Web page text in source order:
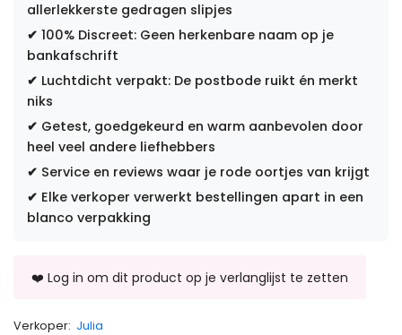
allerlekkerste gedragen slipjes
✔ 100% Discreet: Geen herkenbare naam op je
bankafschrift
✔ Luchtdicht verpakt: De postbode ruikt én merkt
niks
✔ Getest, goedgekeurd en warm aanbevolen door
heel veel andere liefhebbers
✔ Service en reviews waar je rode oortjes van krijgt
✔ Elke verkoper verwerkt bestellingen apart in een
blanco verpakking
Verkoper: Julia